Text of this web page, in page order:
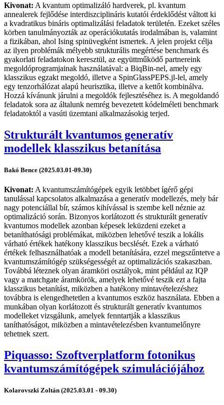
Kivonat: A kvantum optimalizáló hardverek, pl. kvantum
annealerek fejlődése interdiszciplináris kutatói érdeklődést váltott ki
a kvadratikus bináris optimalizálási feladatok területén. Ezeket széles
körben tanulmányozták az operációkutatás irodalmában is, valamint
a fizikában, ahol Ising spinüvegként ismertek. A jelen projekt célja
az ilyen problémák mélyebb strukturális megértése benchmark és
gyakorlati feladatokon keresztül, az együttműködő partnereink
megoldóprogramjainak használatával: a BiqBin-nel, amely egy
klasszikus egzakt megoldó, illetve a SpinGlassPEPS.jl-lel, amely
egy tenzorhálózat alapú heurisztika, illetve a kettőt kombinálva.
Hozzá kívánunk járulni a megoldók fejlesztéséhez is. A megoldandó
feladatok sora az általunk nemrég bevezetett kódelméleti benchmark
feladatoktól a vasúti üzemtani alkalmazásokig terjed.
Strukturált kvantumos generatív
modellek klasszikus betanítása
Bakó Bence (2025.03.01-09.30)
Kivonat: A kvantumszámítógépek egyik letöbbet ígérő gépi
tanulással kapcsolatos alkalmazása a generatív modellezés, mely bár
nagy potenciállal bír, számos kihívással is szembe kell néznie az
optimalizáció során. Bizonyos korlátozott és strukturált generatív
kvantumos modellek azonban képesek leküzdeni ezeket a
betaníthatósági problémákat, miközben lehetővé teszik a lokális
várható értékek hatékony klasszikus becslését. Ezek a várható
értékek felhasználhatóak a modell betanítására, ezzel megszűntetve a
kvantumszámítógép szükségességét az optimalizációs szakaszban.
Továbbá léteznek olyan áramköri osztályok, mint például az IQP
vagy a matchgate áramkörök, amelyek lehetővé teszik ezt a fajta
klasszikus betanítást, miközben a hatékony mintavételezéshez
továbbra is elengedhetetlen a kvantumos eszköz használata. Ebben a
munkában olyan korlátozott és strukturált generatív kvantumos
modelleket vizsgálunk, amelyek fenntartják a klasszikus
taníthatóságot, miközben a mintavételezésben kvantumelőnyre
tehetnek szert.
Piquasso: Szoftverplatform fotonikus
kvantumszámítógépek szimulációjához
Kolarovszki Zoltán (2025.03.01 - 09.30)